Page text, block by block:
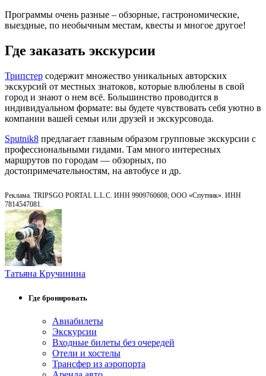
Программы очень разные – обзорные, гастрономические,
выездные, по необычным местам, квесты и многое другое!
Где заказать экскурсии
Трипстер содержит множество уникальных авторских
экскурсий от местных знатоков, которые влюблены в свой
город и знают о нем всё. Большинство проводится в
индивидуальном формате: вы будете чувствовать себя уютно в
компании вашей семьи или друзей и экскурсовода.
Sputnik8 предлагает главным образом групповые экскурсии с
профессиональными гидами. Там много интересных
маршрутов по городам — обзорных, по
достопримечательностям, на автобусе и др.
Реклама. TRIPSGO PORTAL L.L.C. ИНН 9909760608; ООО «Спутник». ИНН
7814547081.
Татьяна Кручинина
Где бронировать
Авиабилеты
Экскурсии
Входные билеты без очередей
Отели и хостелы
Трансфер из аэропорта